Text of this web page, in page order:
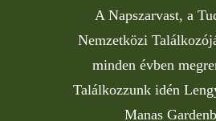
A Napszarvast, a
Nemzetközi
minden évben
Találkozzunk idén
Manas